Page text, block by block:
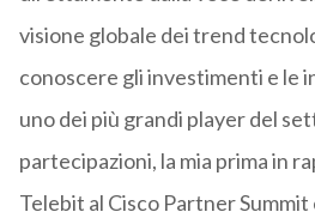
visione globale dei trend
conoscere gli investimenti e le
uno dei più grandi player del
partecipazioni, la mia prima in
Telebit al Cisco Partner Summit